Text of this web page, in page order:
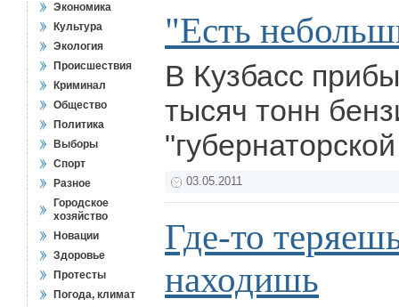
Экономика
Культура
Экология
Происшествия
Криминал
Общество
Политика
Выборы
Спорт
Разное
Городское
хозяйство
Новации
Здоровье
Протесты
Погода, климат
"Есть
В Кузбасс
тысяч тонн
03.05.2011
Где-то
находишь